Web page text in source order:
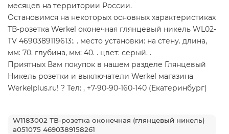
месяцев на территории России.
Остановимся на некоторых основных характеристиках
ТВ-розетка Werkel оконечная глянцевый никель WL02-
TV 4690389119613:. . место установки: на стену. длина,
мм: 70. глубина, мм: 40. . цвет: серый. .
Приятных Вам покупок в нашем разделе Глянцевый
Никель розетки и выключатели Werkel магазина
Werkelplus.ru! ? Тел: , +7-90-90-160-140 (Екатеринбург)
W1183002 ТВ-розетка оконечная (глянцевый никель)
a051075 4690389158261